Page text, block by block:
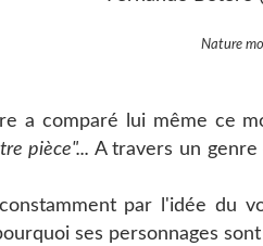
Nature
a comparé lui même ce
pièce"... A travers un genre
par l'idée du
ses personnages